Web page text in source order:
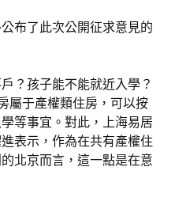
布了此次公開征求意見的
？孩子能不能就近入學？
屬于產權類住房，可以按
等事宜。對此，上海易居
表示，作為在共有產權住
北京而言，這一點是在意